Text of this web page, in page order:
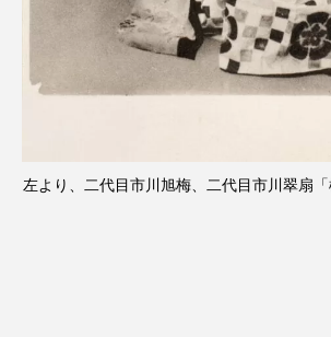
左より、二代目市川旭梅、二代目市川翠扇「